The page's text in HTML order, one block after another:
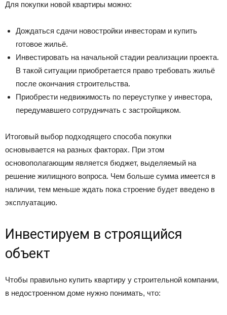
Для покупки новой квартиры можно:
Дождаться сдачи новостройки инвесторам и купить
готовое жильё.
Инвестировать на начальной стадии реализации проекта.
В такой ситуации приобретается право требовать жильё
после окончания строительства.
Приобрести недвижимость по переуступке у инвестора,
передумавшего сотрудничать с застройщиком.
Итоговый выбор подходящего способа покупки
основывается на разных факторах. При этом
основополагающим является бюджет, выделяемый на
решение жилищного вопроса. Чем больше сумма имеется в
наличии, тем меньше ждать пока строение будет введено в
эксплуатацию.
Инвестируем в строящийся
объект
Чтобы правильно купить квартиру у строительной компании,
в недостроенном доме нужно понимать, что: